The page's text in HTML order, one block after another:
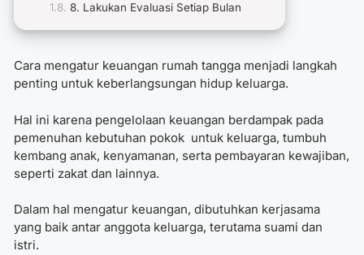
8. Lakukan Evaluasi Setiap Bulan
Cara mengatur keuangan rumah tangga menjadi langkah
penting untuk keberlangsungan hidup keluarga.
Hal ini karena pengelolaan keuangan berdampak pada
pemenuhan kebutuhan pokok untuk keluarga, tumbuh
kembang anak, kenyamanan, serta pembayaran kewajiban,
seperti zakat dan lainnya.
Dalam hal mengatur keuangan, dibutuhkan kerjasama
yang baik antar anggota keluarga, terutama suami dan
istri.